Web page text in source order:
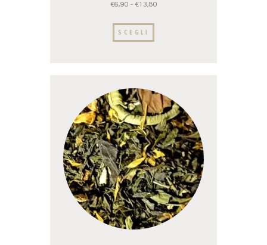
€6,90 - €13,80
SCEGLI